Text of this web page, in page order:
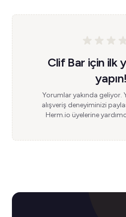
Clif Bar için ilk
yapın!
Yorumlar yakında geliyor.
alışveriş deneyiminizi
Herm.io üyelerine